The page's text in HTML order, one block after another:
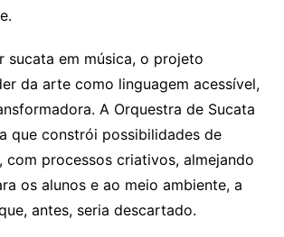
sucata em música, o projeto
da arte como linguagem acessível,
A Orquestra de Sucata
que constrói possibilidades de
com processos criativos, almejando
os alunos e ao meio ambiente, a
antes, seria descartado.